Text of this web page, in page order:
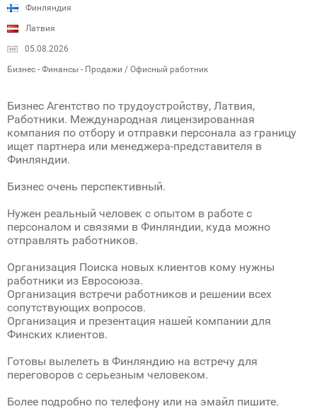
Финляндия
Латвия
05.08.2026
Бизнес - Финансы - Продажи / Офисный работник
Бизнес Агентство по трудоустройству, Латвия,
Работники. Международная лицензированная
компания по отбору и отправки персонала аз границу
ищет партнера или менеджера-представителя в
Финляндии.
Бизнес очень перспективный.
Нужен реальный человек с опытом в работе с
персоналом и связями в Финляндии, куда можно
отправлять работников.
Организация Поиска новых клиентов кому нужны
работники из Евросоюза.
Организация встречи работников и решении всех
сопутствующих вопросов.
Организация и презентация нашей компании для
Финcких клиентов.
Готовы вылелеть в Финляндию на встречу для
переговоров с серьезным человеком.
Более подробно по телефону или на эмайл пишите.